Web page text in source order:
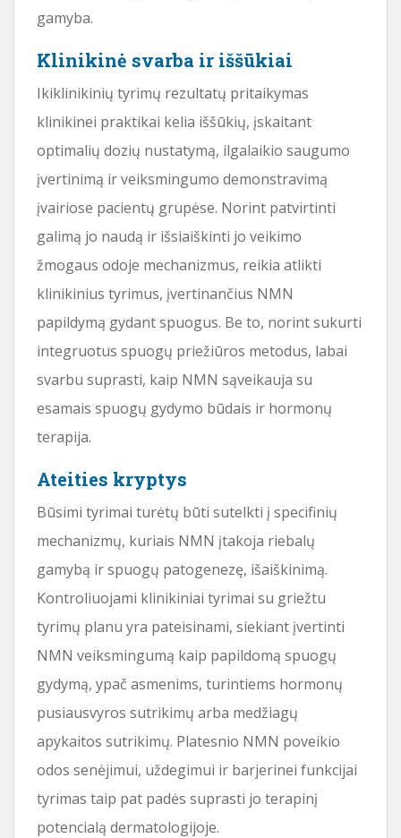
gamyba.
Klinikinė svarba ir iššūkiai
Ikiklinikinių tyrimų rezultatų pritaikymas
klinikinei praktikai kelia iššūkių, įskaitant
optimalių dozių nustatymą, ilgalaikio saugumo
įvertinimą ir veiksmingumo demonstravimą
įvairiose pacientų grupėse. Norint patvirtinti
galimą jo naudą ir išsiaiškinti jo veikimo
žmogaus odoje mechanizmus, reikia atlikti
klinikinius tyrimus, įvertinančius NMN
papildymą gydant spuogus. Be to, norint sukurti
integruotus spuogų priežiūros metodus, labai
svarbu suprasti, kaip NMN sąveikauja su
esamais spuogų gydymo būdais ir hormonų
terapija.
Ateities kryptys
Būsimi tyrimai turėtų būti sutelkti į specifinių
mechanizmų, kuriais NMN įtakoja riebalų
gamybą ir spuogų patogenezę, išaiškinimą.
Kontroliuojami klinikiniai tyrimai su griežtu
tyrimų planu yra pateisinami, siekiant įvertinti
NMN veiksmingumą kaip papildomą spuogų
gydymą, ypač asmenims, turintiems hormonų
pusiausvyros sutrikimų arba medžiagų
apykaitos sutrikimų. Platesnio NMN poveikio
odos senėjimui, uždegimui ir barjerinei funkcijai
tyrimas taip pat padės suprasti jo terapinį
potencialą dermatologijoje.